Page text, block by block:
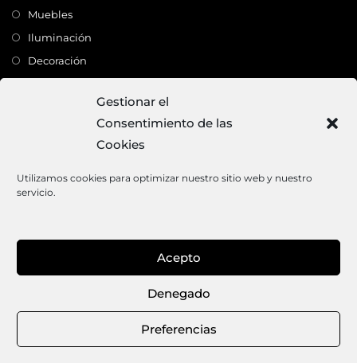
Gestionar el
Consentimiento de las
Cookies
Utilizamos cookies para optimizar nuestro sitio web y nuestro
servicio.
Acepto
Denegado
Preferencias
Muebles
Iluminación
Decoración
Tlf: 682 363 503
Email: mundodeco@mundodeco.com
Términos y condiciones de venta
© 2026 · MUNDODECO · Todos los derechos reservados.